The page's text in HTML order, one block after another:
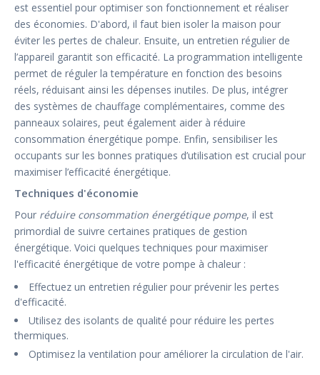
est essentiel pour optimiser son fonctionnement et réaliser
des économies. D'abord, il faut bien isoler la maison pour
éviter les pertes de chaleur. Ensuite, un entretien régulier de
l’appareil garantit son efficacité. La programmation intelligente
permet de réguler la température en fonction des besoins
réels, réduisant ainsi les dépenses inutiles. De plus, intégrer
des systèmes de chauffage complémentaires, comme des
panneaux solaires, peut également aider à réduire
consommation énergétique pompe. Enfin, sensibiliser les
occupants sur les bonnes pratiques d’utilisation est crucial pour
maximiser l’efficacité énergétique.
Techniques d'économie
Pour réduire consommation énergétique pompe, il est
primordial de suivre certaines pratiques de gestion
énergétique. Voici quelques techniques pour maximiser
l'efficacité énergétique de votre pompe à chaleur :
Effectuez un entretien régulier pour prévenir les pertes
d'efficacité.
Utilisez des isolants de qualité pour réduire les pertes
thermiques.
Optimisez la ventilation pour améliorer la circulation de l'air.